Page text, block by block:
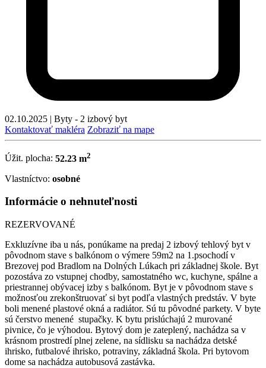
02.10.2025 | Byty - 2 izbový byt
Kontaktovať makléra Zobraziť na mape
Úžit. plocha: 52.23 m2
Vlastníctvo: osobné
Informácie o nehnuteľnosti
REZERVOVANÉ
Exkluzívne iba u nás, ponúkame na predaj 2 izbový tehlový byt v
pôvodnom stave s balkónom o výmere 59m2 na 1.psochodí v
Brezovej pod Bradlom na Dolných Lúkach pri základnej škole. Byt
pozostáva zo vstupnej chodby, samostatného wc, kuchyne, spálne a
priestrannej obývacej izby s balkónom. Byt je v pôvodnom stave s
možnosťou zrekonštruovať si byt podľa vlastných predstáv. V byte
boli menené plastové okná a radiátor. Sú tu pôvodné parkety. V byte
sú čerstvo menené stupačky. K bytu prislúchajú 2 murované
pivnice, čo je výhodou. Bytový dom je zateplený, nachádza sa v
krásnom prostredí plnej zelene, na sídlisku sa nachádza detské
ihrisko, futbalové ihrisko, potraviny, základná škola. Pri bytovom
dome sa nachádza autobusová zastávka.